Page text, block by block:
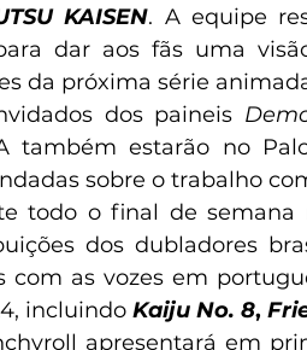
KAISEN. A equipe
dar aos fãs uma
da próxima série
dos paineis
também estarão no
sobre o trabalho
todo o final de semana
dos dubladores
com as vozes em
incluindo Kaiju No. 8,
apresentará em